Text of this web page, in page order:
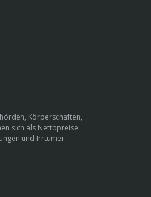
Körperschaften,
sich als Nettopreise
und Irrtümer